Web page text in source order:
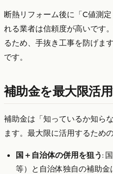
断熱リフォーム後に「C値測
れる業者は信頼度が高いです
るため、手抜き工事を防げま
です。
補助金を最大限活
補助金は「知っているか知ら
ます。最大限に活用するため
国＋自治体の併用を狙う:
等）と自治体独自の補助